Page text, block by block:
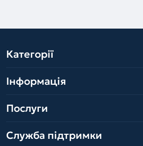
Категорії
Інформація
Послуги
Служба підтримки